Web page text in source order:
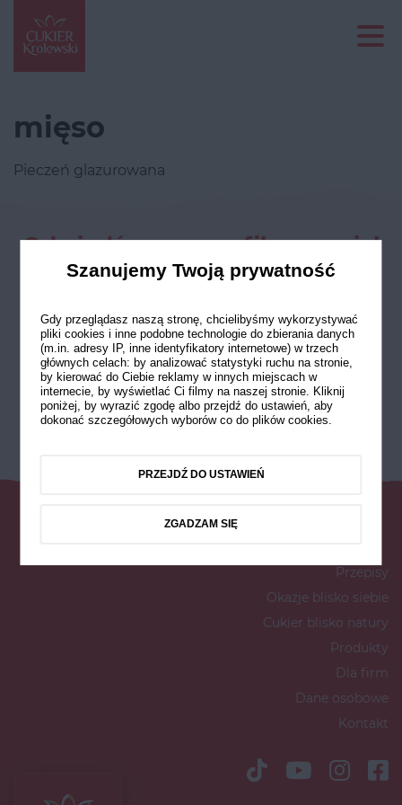
mięso
Pieczeń glazurowana
Odwiedź nasze profile w social
mediach
Przepisy
Okazje blisko siebie
Cukier blisko natury
Produkty
Dla firm
Dane osobowe
Kontakt
Szanujemy Twoją prywatność
Gdy przeglądasz naszą stronę, chcielibyśmy wykorzystywać
pliki cookies i inne podobne technologie do zbierania danych
(m.in. adresy IP, inne identyfikatory internetowe) w trzech
głównych celach: by analizować statystyki ruchu na stronie,
by kierować do Ciebie reklamy w innych miejscach w
internecie, by wyświetlać Ci filmy na naszej stronie. Kliknij
poniżej, by wyrazić zgodę albo przejdź do ustawień, aby
dokonać szczegółowych wyborów co do plików cookies.
PRZEJDŹ DO USTAWIEŃ
ZGADZAM SIĘ